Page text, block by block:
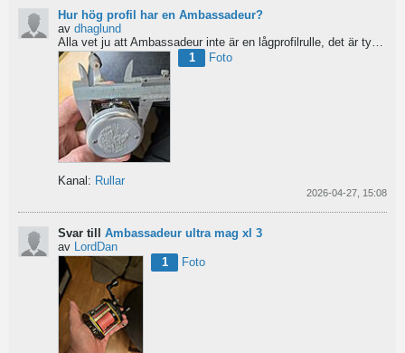
Hur hög profil har en Ambassadeur?
av dhaglund
Alla vet ju att Ambassadeur inte är en lågprofilrulle, det är tydligt. Men hur hög profil har de egentligen?...
1
Foto
Kanal: Rullar
2026-04-27, 15:08
Svar till Ambassadeur ultra mag xl 3
av
LordDan
1
Foto